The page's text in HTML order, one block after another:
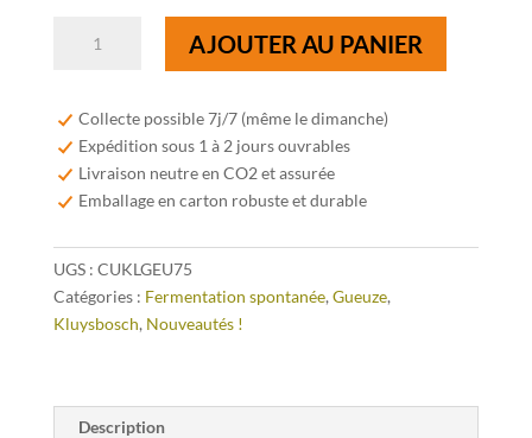
Kluysbosch
Geuze
75cl
AJOUTER AU PANIER
Collecte possible 7j/7 (même le dimanche)
Expédition sous 1 à 2 jours ouvrables
Livraison neutre en CO2 et assurée
Emballage en carton robuste et durable
UGS : CUKLGEU75
Catégories : Fermentation spontanée, Gueuze,
Kluysbosch, Nouveautés !
Description